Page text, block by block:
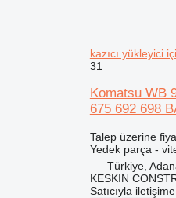
kazıcı yükleyici
31
Komatsu WB
675 692 698
Talep üzerine
Yedek parça -
Türkiye,
KESKIN
Satıcıyla